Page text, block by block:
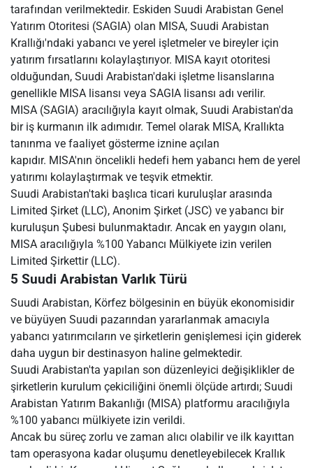
tarafından verilmektedir. Eskiden Suudi Arabistan Genel
Yatırım Otoritesi (SAGIA) olan MISA, Suudi Arabistan
Krallığı'ndaki yabancı ve yerel işletmeler ve bireyler için
yatırım fırsatlarını kolaylaştırıyor. MISA kayıt otoritesi
olduğundan, Suudi Arabistan'daki işletme lisanslarına
genellikle MISA lisansı veya SAGIA lisansı adı verilir.
MISA (SAGIA) aracılığıyla kayıt olmak, Suudi Arabistan'da
bir iş kurmanın ilk adımıdır. Temel olarak MISA, Krallıkta
tanınma ve faaliyet gösterme iznine açılan
kapıdır. MISA'nın öncelikli hedefi hem yabancı hem de yerel
yatırımı kolaylaştırmak ve teşvik etmektir.
Suudi Arabistan'taki başlıca ticari kuruluşlar arasında
Limited Şirket (LLC), Anonim Şirket (JSC) ve yabancı bir
kuruluşun Şubesi bulunmaktadır. Ancak en yaygın olanı,
MISA aracılığıyla %100 Yabancı Mülkiyete izin verilen
Limited Şirkettir (LLC).
5 Suudi Arabistan Varlık Türü
Suudi Arabistan, Körfez bölgesinin en büyük ekonomisidir
ve büyüyen Suudi pazarından yararlanmak amacıyla
yabancı yatırımcıların ve şirketlerin genişlemesi için giderek
daha uygun bir destinasyon haline gelmektedir.
Suudi Arabistan'ta yapılan son düzenleyici değişiklikler de
şirketlerin kurulum çekiciliğini önemli ölçüde artırdı; Suudi
Arabistan Yatırım Bakanlığı (MISA) platformu aracılığıyla
%100 yabancı mülkiyete izin verildi.
Ancak bu süreç zorlu ve zaman alıcı olabilir ve ilk kayıttan
tam operasyona kadar oluşumu denetleyebilecek Krallık